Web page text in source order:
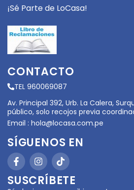
¡Sé Parte de LoCasa!
CONTACTO
TEL 960069087
Av. Principal 392, Urb. La Calera,
público, solo recojos previa
Email : hola@locasa.com.pe
SÍGUENOS EN
SUSCRÍBETE